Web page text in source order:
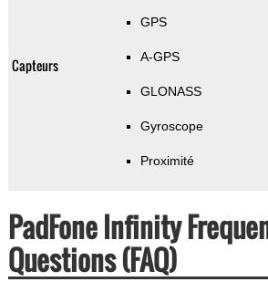
Capteurs
GPS
A-GPS
GLONASS
Gyroscope
Proximité
PadFone Infinity
Questions (FAQ)